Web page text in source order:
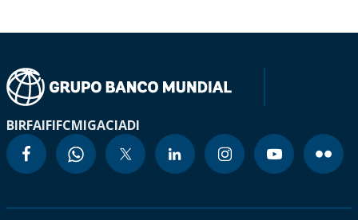
BIRFAIFIFCMIGACIADI